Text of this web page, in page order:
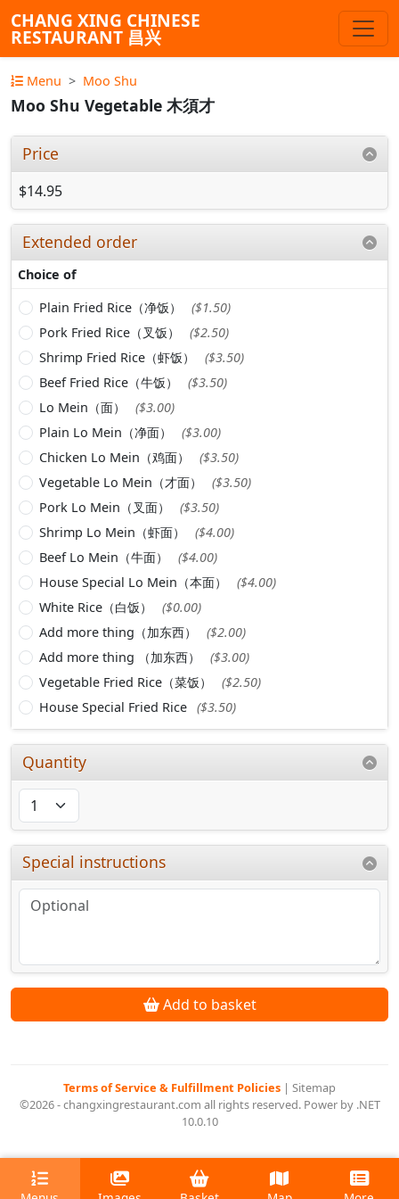
CHANG XING CHINESE
RESTAURANT 昌兴
Menu Moo Shu
Moo Shu Vegetable 木須才
Price
$14.95
Extended order
Choice of
Plain Fried Rice（净饭）
($1.50)
Pork Fried Rice（叉饭）
($2.50)
Shrimp Fried Rice（虾饭）
($3.50)
Beef Fried Rice（牛饭）
($3.50)
Lo Mein（面）
($3.00)
Plain Lo Mein（净面）
($3.00)
Chicken Lo Mein（鸡面）
($3.50)
Vegetable Lo Mein（才面）
($3.50)
Pork Lo Mein（叉面）
($3.50)
Shrimp Lo Mein（虾面）
($4.00)
Beef Lo Mein（牛面）
($4.00)
House Special Lo Mein（本面）
($4.00)
White Rice（白饭）
($0.00)
Add more thing（加东西）
($2.00)
Add more thing （加东西）
($3.00)
Vegetable Fried Rice（菜饭）
($2.50)
House Special Fried Rice ($3.50)
Quantity
Special instructions
Add to basket
Terms of Service & Fulfillment Policies | Sitemap
©2026 - changxingrestaurant.com all rights reserved. Power by .NET
10.0.10